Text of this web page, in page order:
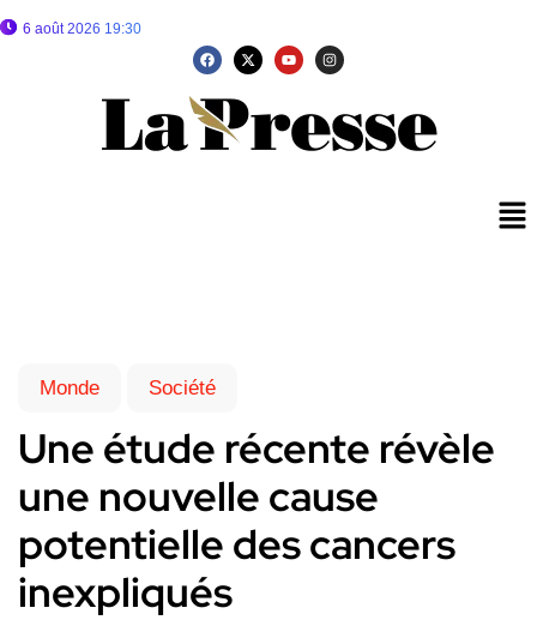
6 août 2026 19:30
Monde Société
Une étude récente révèle
une nouvelle cause
potentielle des cancers
inexpliqués